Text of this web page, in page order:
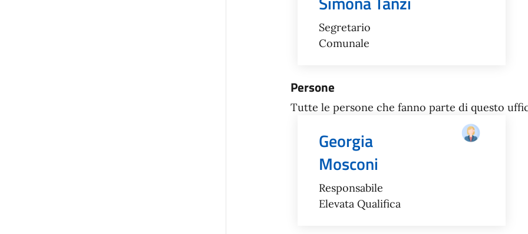
Segretario
Comunale
Persone
Tutte le persone che fanno parte di questo
Georgia
Mosconi
Responsabile
Elevata Qualifica